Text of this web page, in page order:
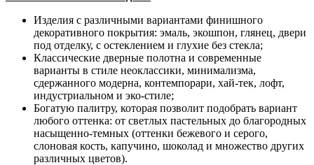
Изделия с различными вариантами финишного
декоративного покрытия: эмаль, экошпон, глянец, двери
под отделку, с остеклением и глухие без стекла;
Классические дверные полотна и современные
варианты в стиле неоклассики, минимализма,
сдержанного модерна, контемпорари, хай-тек, лофт,
индустриальном и эко-стиле;
Богатую палитру, которая позволит подобрать вариант
любого оттенка: от светлых пастельных до благородных
насыщенно-темных (оттенки бежевого и серого,
слоновая кость, капучино, шоколад и множество других
различных цветов).